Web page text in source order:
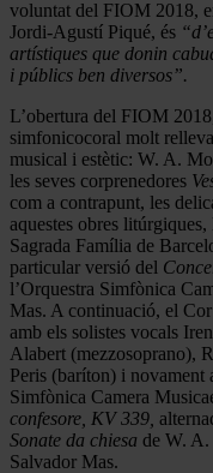
voluntat del FIOM 2018,
Jordi-Agustí Piqué, és
artístiques que donin
i públics ben diversos”.
L’obertura del FIOM
simfonicocoral molt
musical i estètic: W. A.
les seves corprenedores
com a contrapunt, les
aquestes obres
Sagrada Família de
particular versió del
l’Orquestra Simfònica
Mas. A continuació, el
amb els solistes vocals
Alabert (mezzosoprano),
Peris (baríton) i novament
Simfònica Camera
confesore, KV 339,
Sonate da chiesa de W. A.
Salvador Mas.